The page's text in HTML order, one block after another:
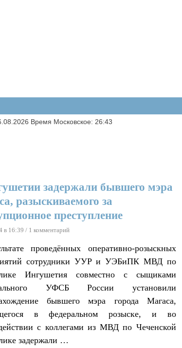
Время Московское: 26:43
задержали бывшего мэра
разыскиваемого за
преступление
в 16:39 / 1 комментарий
проведённых оперативно-розыскных
сотрудники УУР и УЭБиПК МВД по
Ингушетия совместно с сыщиками
УФСБ России установили
бывшего мэра города Магаса,
в федеральном розыске, и во
с коллегами из МВД по Чеченской
задержали …